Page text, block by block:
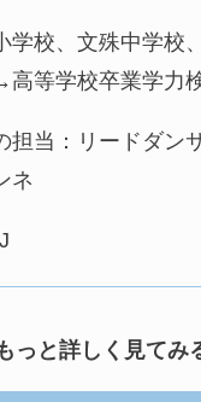
学校、文殊中学校
等学校卒業学力
担当：リードダン
ネ
っと詳しく見てみ